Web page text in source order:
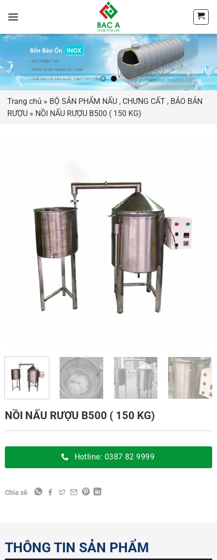
đến
dung
Trang chủ » BỘ SẢN PHẨM NẤU , CHƯNG CẤT , BẢO BẢN
RƯỢU » NỒI NẤU RƯỢU B500 ( 150 KG)
NỒI NẤU RƯỢU B500 ( 150 KG)
Hotline: 0387 82 9999
Chia sẽ
THÔNG TIN SẢN PHẨM